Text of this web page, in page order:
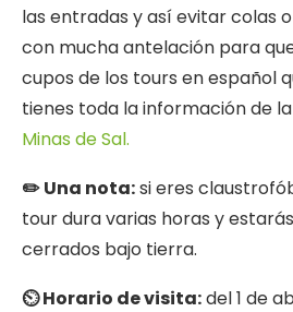
las entradas y así evitar colas
con mucha antelación para
cupos de los tours en español
tienes toda la información de la
Minas de Sal.
✏️ Una nota:si eres
tour dura varias horas y
cerrados bajo tierra.
⏲ Horario de visita:del 1 de